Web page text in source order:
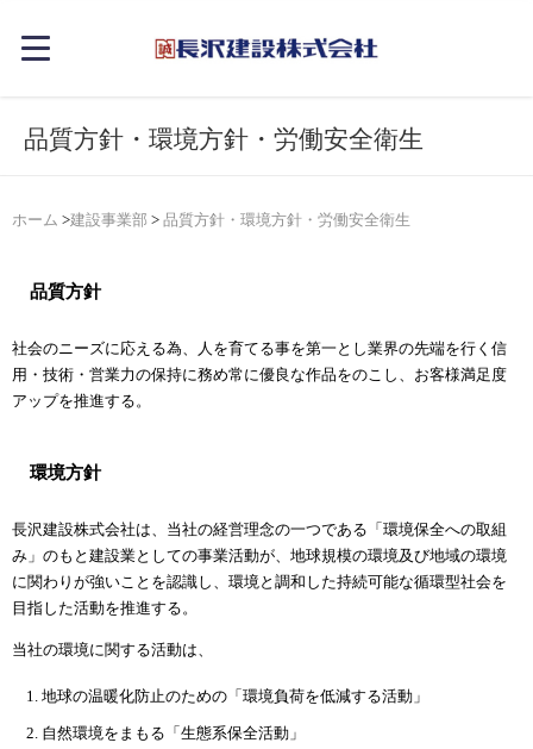
品質方針・環境方針・労働安全衛生
ホーム >建設事業部 > 品質方針・環境方針・労働安全衛生
品質方針
社会のニーズに応える為、人を育てる事を第一とし業界の先端を行く信
用・技術・営業力の保持に務め常に優良な作品をのこし、お客様満足度
アップを推進する。
環境方針
長沢建設株式会社は、当社の経営理念の一つである「環境保全への取組
み」のもと建設業としての事業活動が、地球規模の環境及び地域の環境
に関わりが強いことを認識し、環境と調和した持続可能な循環型社会を
目指した活動を推進する。
当社の環境に関する活動は、
地球の温暖化防止のための「環境負荷を低減する活動」
自然環境をまもる「生態系保全活動」